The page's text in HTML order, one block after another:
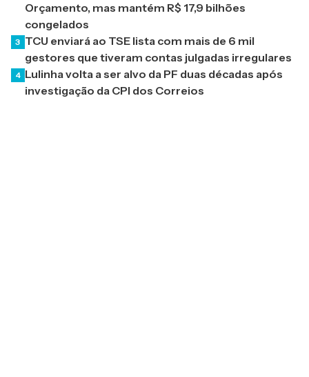
Orçamento, mas mantém R$ 17,9 bilhões
congelados
3 TCU enviará ao TSE lista com mais de 6 mil
gestores que tiveram contas julgadas irregulares
4 Lulinha volta a ser alvo da PF duas décadas após
investigação da CPI dos Correios